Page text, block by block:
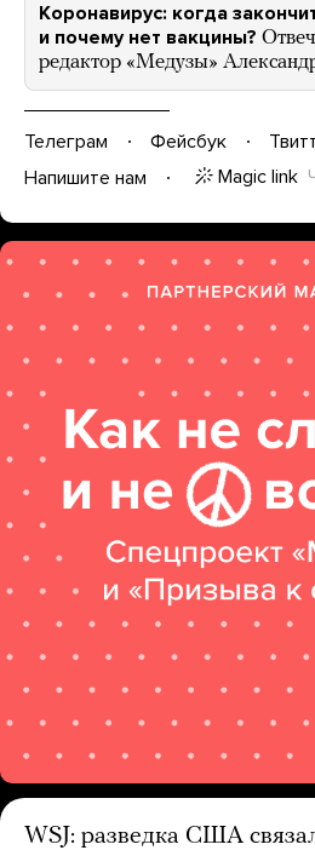
Коронавирус: когда
и почему нет вакцины?
редактор «Медузы»
Телеграм Фейсбук
Напишите нам
Magic link
WSJ: разведка США